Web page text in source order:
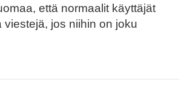
että normaalit käyttäjät
viestejä, jos niihin on joku